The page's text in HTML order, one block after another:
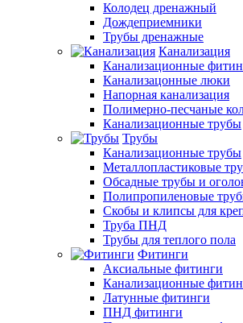
Колодец дренажный
Дождеприемники
Трубы дренажные
Канализация
Канализационные
Канализацонные люки
Напорная канализация
Полимерно-песчаные
Канализационные трубы
Трубы
Канализационные трубы
Металлопластиковые
Обсадные трубы и
Полипропиленовые
Скобы и клипсы для
Труба ПНД
Трубы для теплого пола
Фитинги
Аксиальные фитинги
Канализационные
Латунные фитинги
ПНД фитинги